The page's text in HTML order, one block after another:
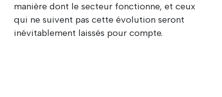
manière dont le secteur fonctionne, et ceux
qui ne suivent pas cette évolution seront
inévitablement laissés pour compte.